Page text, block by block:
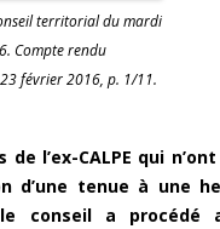
territorial du mardi
Compte rendu
février 2016, p. 1/11.
l’ex-CALPE qui
d’une tenue à une
conseil a procédé